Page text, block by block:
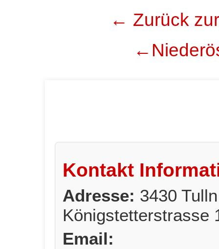
← Zurück
Kontakt
Adresse: 3430
Königstetterstrasse
Email: